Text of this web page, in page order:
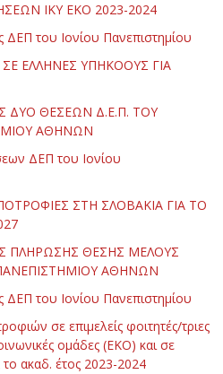
ΙΚΥ ΕΚΟ 2023-2024
του Ιονίου Πανεπιστημίου
ΕΛΛΗΝΕΣ ΥΠΗΚΟΟΥΣ ΓΙΑ
ΔΥΟ ΘΕΣΕΩΝ Δ.Ε.Π. ΤΟΥ
ΑΘΗΝΩΝ
ΔΕΠ του Ιονίου
ΣΤΗ ΣΛΟΒΑΚΙΑ ΓΙΑ ΤΟ
ΠΛΗΡΩΣΗΣ ΘΕΣΗΣ ΜΕΛΟΥΣ
ΑΘΗΝΩΝ
του Ιονίου Πανεπιστημίου
σε επιμελείς φοιτητές/τριες
ομάδες (ΕΚΟ) και σε
το ακαδ. έτος 2023-2024